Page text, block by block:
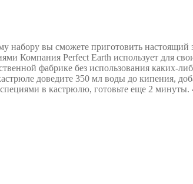
набору вы сможете приготовить
Компания Perfect Earth использует для
фабрике без использования каких-
доведите 350 мл воды до кипения,
в кастрюлю, готовьте еще 2